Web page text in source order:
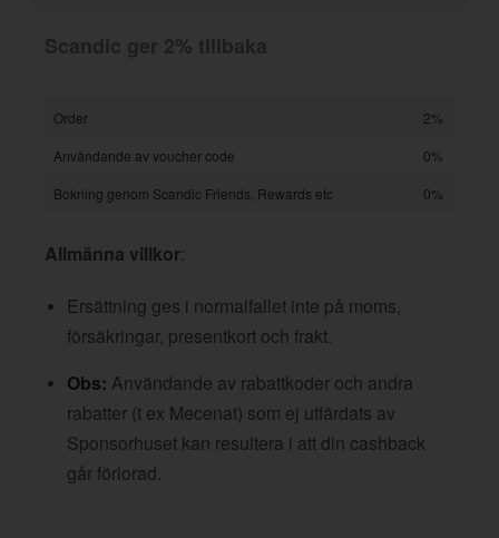
Scandic ger 2% tillbaka
Order
2%
Användande av voucher code
0%
Bokning genom Scandic Friends, Rewards etc
0%
Allmänna villkor:
Ersättning ges i normalfallet inte på moms,
försäkringar, presentkort och frakt.
Obs: Användande av rabattkoder och andra
rabatter (t ex Mecenat) som ej utfärdats av
Sponsorhuset kan resultera i att din cashback
går förlorad.